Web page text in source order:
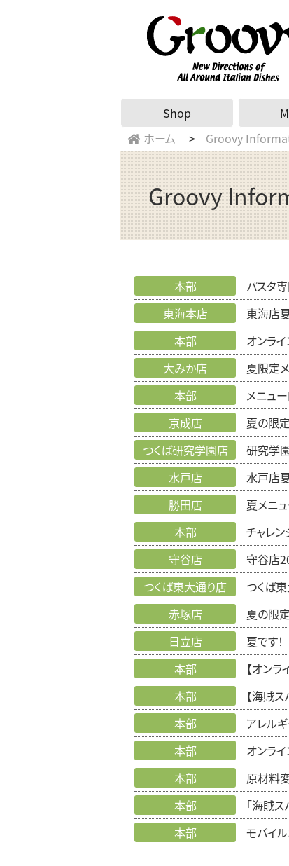
Shop
ホーム Groovy
Groovy
本部 パスタ
東海本店 東海店
本部 オンラ
大みか店 夏限定
本部 メニュ
京成店 夏の限
つくば研究学園店 研究学
水戸店 水戸店
勝田店 夏メニ
本部 チャレ
守谷店 守谷店
つくば東大通り店 つくば
赤塚店 夏の限
日立店 夏です！
本部 【オン
本部 【海賊
本部 アレル
本部 オンラ
本部 原材料
本部 「海賊
本部 モバイ